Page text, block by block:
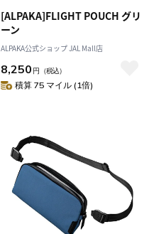
[ALPAKA]FLIGHT POUCH グリ
ーン
ALPAKA公式ショップ JAL Mall店
8,250 円 （税込）
積算 75 マイル (1倍)